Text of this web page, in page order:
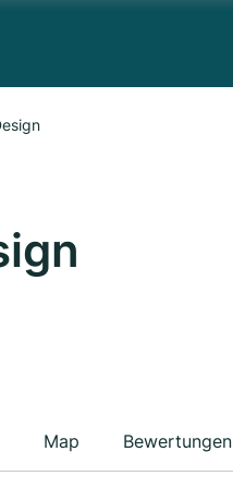
Map Bewertungen